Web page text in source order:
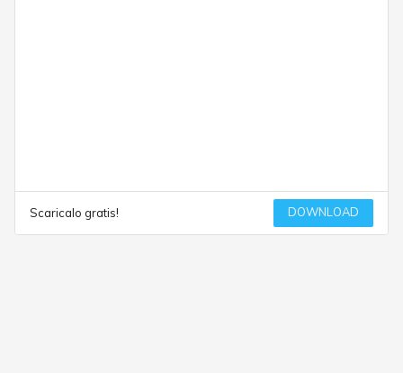
Scaricalo gratis! DOWNLOAD